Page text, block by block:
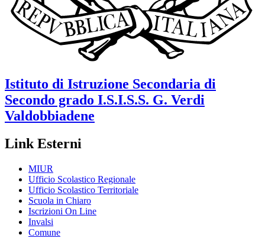
Istituto di Istruzione Secondaria di
Secondo grado I.S.I.S.S. G. Verdi
Valdobbiadene
Link Esterni
MIUR
Ufficio Scolastico Regionale
Ufficio Scolastico Territoriale
Scuola in Chiaro
Iscrizioni On Line
Invalsi
Comune